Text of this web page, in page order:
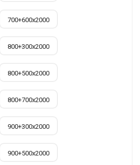
700+600х2000
800+300х2000
800+500х2000
800+700х2000
900+300х2000
900+500х2000